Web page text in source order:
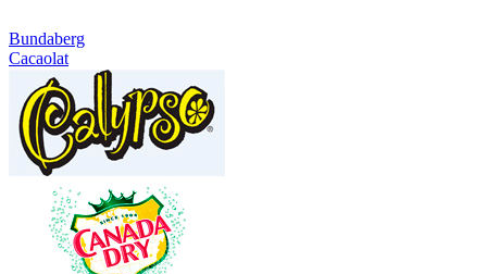
Bundaberg
Cacaolat